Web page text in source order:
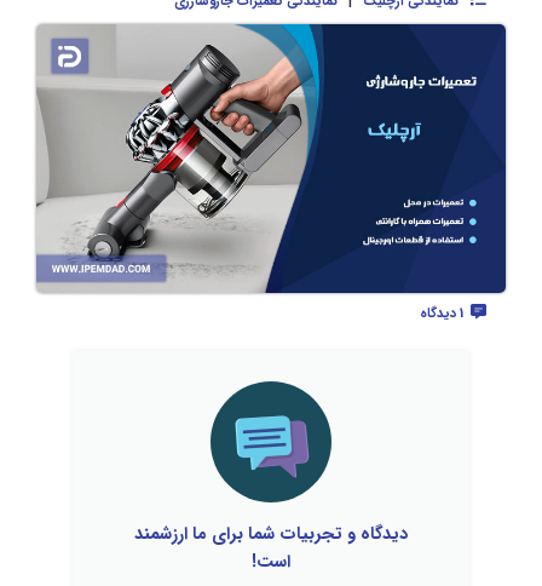
دیدگاه و تجربیات شما برای ما ارزشمند
است!